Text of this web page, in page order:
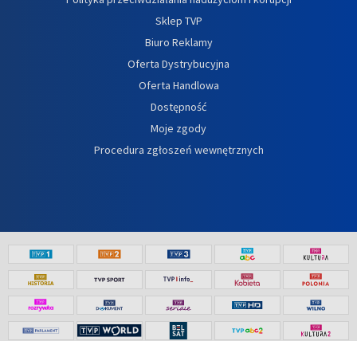
Sklep TVP
Biuro Reklamy
Oferta Dystrybucyjna
Oferta Handlowa
Dostępność
Moje zgody
Procedura zgłoszeń wewnętrznych